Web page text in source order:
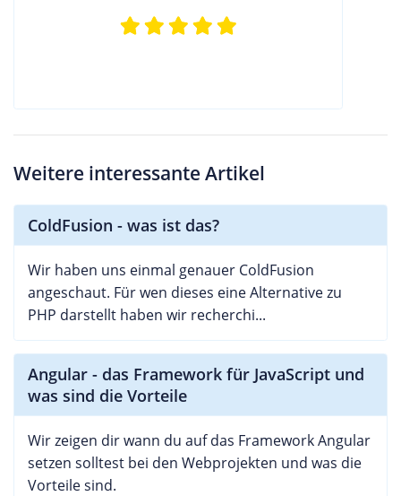
Weitere interessante Artikel
ColdFusion - was ist das?
Wir haben uns einmal genauer ColdFusion
angeschaut. Für wen dieses eine Alternative zu
PHP darstellt haben wir recherchi...
Angular - das Framework für JavaScript und
was sind die Vorteile
Wir zeigen dir wann du auf das Framework Angular
setzen solltest bei den Webprojekten und was die
Vorteile sind.